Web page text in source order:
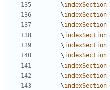
\indexSection
\indexSection
\indexSection
\indexSection
\indexSection
\indexSection
\indexSection
\indexSection
\indexSection